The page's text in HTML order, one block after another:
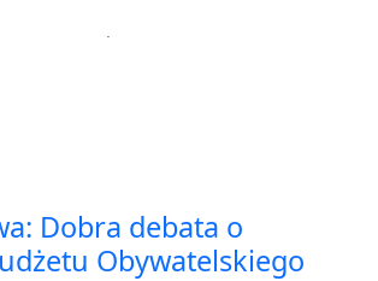
Dobra debata o
Obywatelskiego